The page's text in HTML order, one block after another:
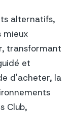
alternatifs,
mieux
transformant
et
d'acheter, la
Club,